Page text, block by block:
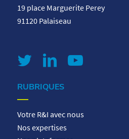
19 place Marguerite Perey
91120 Palaiseau
RUBRIQUES
Votre R&I avec nous
Nos expertises